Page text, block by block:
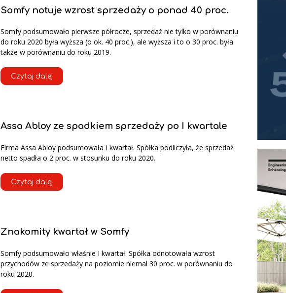
Somfy notuje wzrost sprzedaży o ponad 40 proc.
Somfy podsumowało pierwsze półrocze, sprzedaż nie tylko w porównaniu
do roku 2020 była wyższa (o ok. 40 proc.), ale wyższa i to o 30 proc. była
także w porównaniu do roku 2019.
Czytaj dalej
Assa Abloy ze spadkiem sprzedaży po I kwartale
Firma Assa Abloy podsumowała I kwartał. Spółka podliczyła, że sprzedaż
netto spadła o 2 proc. w stosunku do roku 2020.
Czytaj dalej
Znakomity kwartał w Somfy
Somfy podsumowało właśnie I kwartał. Spółka odnotowała wzrost
przychodów ze sprzedaży na poziomie niemal 30 proc. w porównaniu do
roku 2020.